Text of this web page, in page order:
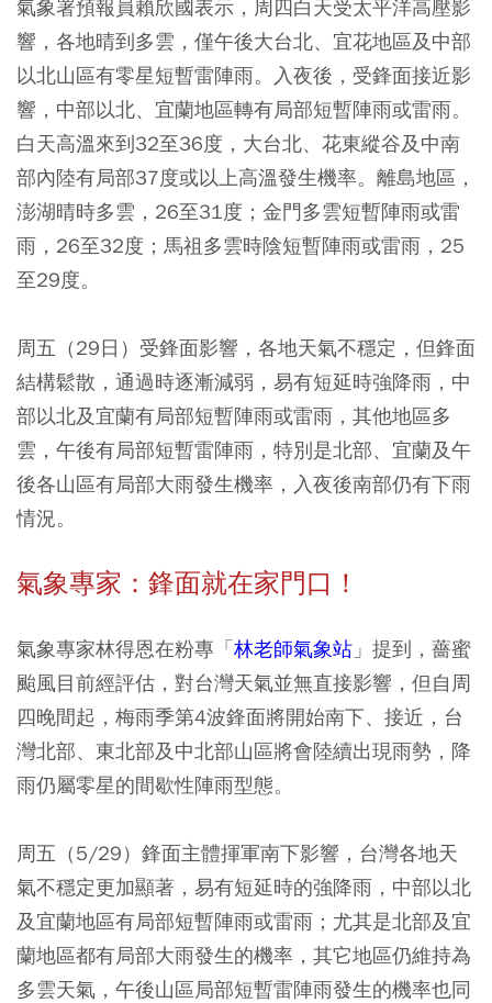
氣象署預報員賴欣國表示，周四白天受太平洋高壓影
響，各地晴到多雲，僅午後大台北、宜花地區及中部
以北山區有零星短暫雷陣雨。入夜後，受鋒面接近影
響，中部以北、宜蘭地區轉有局部短暫陣雨或雷雨。
白天高溫來到32至36度，大台北、花東縱谷及中南
部內陸有局部37度或以上高溫發生機率。離島地區，
澎湖晴時多雲，26至31度；金門多雲短暫陣雨或雷
雨，26至32度；馬祖多雲時陰短暫陣雨或雷雨，25
至29度。
周五（29日）受鋒面影響，各地天氣不穩定，但鋒面
結構鬆散，通過時逐漸減弱，易有短延時強降雨，中
部以北及宜蘭有局部短暫陣雨或雷雨，其他地區多
雲，午後有局部短暫雷陣雨，特別是北部、宜蘭及午
後各山區有局部大雨發生機率，入夜後南部仍有下雨
情況。
氣象專家：鋒面就在家門口！
氣象專家林得恩在粉專「林老師氣象站 」提到，薔蜜
颱風目前經評估，對台灣天氣並無直接影響，但自周
四晚間起，梅雨季第4波鋒面將開始南下、接近，台
灣北部、東北部及中北部山區將會陸續出現雨勢，降
雨仍屬零星的間歇性陣雨型態。
周五（5/29）鋒面主體揮軍南下影響，台灣各地天
氣不穩定更加顯著，易有短延時的強降雨，中部以北
及宜蘭地區有局部短暫陣雨或雷雨；尤其是北部及宜
蘭地區都有局部大雨發生的機率，其它地區仍維持為
多雲天氣，午後山區局部短暫雷陣雨發生的機率也同